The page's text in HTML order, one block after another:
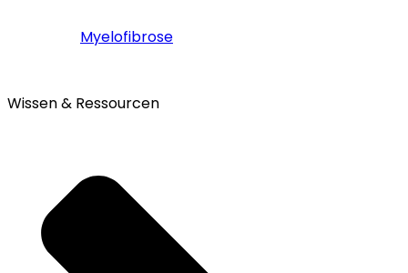
Myelofibrose
Wissen & Ressourcen